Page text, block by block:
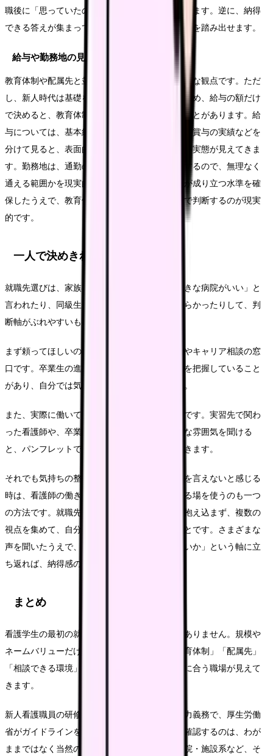
職後に「思っていたのと違う」と感じやすくなります。逆に、納得
できる答えが集まっていれば、自信を持って一歩を踏み出せます。
給与や勤務地の見方
教育体制や配属先と並んで、給与や勤務地も大切な観点です。ただ
し、新人時代は基礎を身につける時期でもあるため、給与の額だけ
で決めると、教育体制や働きやすさを見落とすことがあります。給
与については、基本給と手当の内訳、夜勤手当、賞与の実績などを
分けて見ると、表面的な月給だけでは分からない実態が見えてきま
す。勤務地は、通勤の負担が日々の生活に直結するので、無理なく
通える範囲かを現実的に考えてください。生活が成り立つ水準を確
保したうえで、教育体制や配属先とのバランスで判断するのが現実
的です。
一人で決めきれない時の相談先
就職先選びは、家族に相談すると「安定した大きな病院がいい」と
言われたり、同級生とは志望先が違って比べづらかったりして、判
断軸がぶれやすいものです。
まず頼ってほしいのは、学校の就職担当の教員やキャリア相談の窓
口です。卒業生の進路の傾向や、各病院の特徴を把握していること
があり、自分では気づけない観点をもらえます。
また、実際に働いている先輩看護師の声も貴重です。実習先で関わ
った看護師や、卒業した先輩に、職場のリアルな雰囲気を聞ける
と、パンフレットでは分からない実態が見えてきます。
それでも気持ちの整理がつかない、誰にも本音を言えないと感じる
時は、看護師の働き方や悩みを匿名で相談できる場を使うのも一つ
の方法です。就職先選びで大事なのは、一人で抱え込まず、複数の
視点を集めて、自分なりの優先順位で決めることです。さまざまな
声を聞いたうえで、最後は「自分がどう働きたいか」という軸に立
ち返れば、納得感のある決断に近づけます。
まとめ
看護学生の最初の就職先選びに、唯一の正解はありません。規模や
ネームバリューだけで決めるのではなく、「教育体制」「配属先」
「相談できる環境」という観点で見ると、自分に合う職場が見えて
きます。
新人看護職員の研修は法律に基づく病院等の努力義務で、厚生労働
省がガイドラインを示しています。教育体制を確認するのは、わが
ままではなく当然の観点です。大病院・中小病院・施設系など、そ